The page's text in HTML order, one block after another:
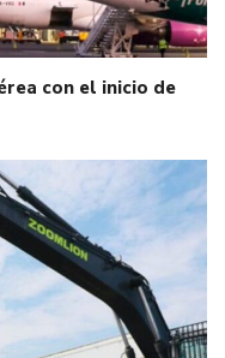
con el inicio de